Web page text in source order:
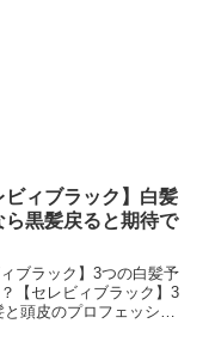
ビィブラック】白髪
ら黒髪戻ると期待で
ィブラック】3つの白髪予
【セレビィブラック】3
頭皮のプロフェッショ